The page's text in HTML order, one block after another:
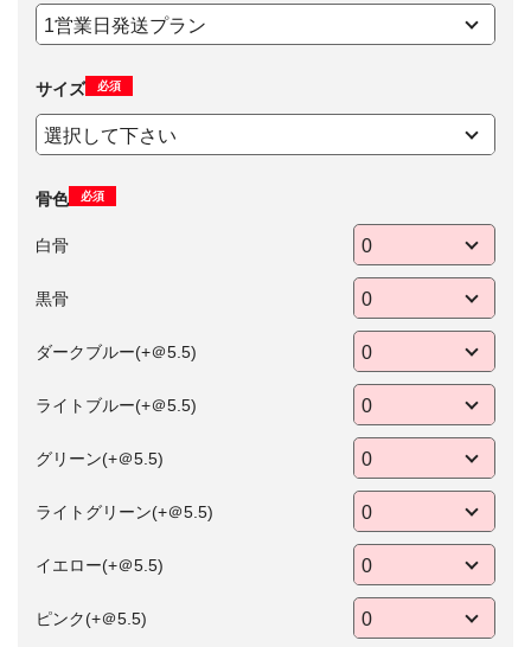
サイズ 必須
骨色 必須
白骨
黒骨
ダークブルー(+＠5.5)
ライトブルー(+＠5.5)
グリーン(+＠5.5)
ライトグリーン(+＠5.5)
イエロー(+＠5.5)
ピンク(+＠5.5)